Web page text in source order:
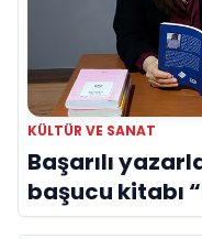
KÜLTÜR VE SANAT
Başarılı
başucu kitabı
yerini aldı